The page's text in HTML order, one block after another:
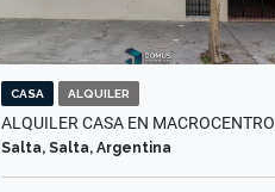
CASA ALQUILER
ALQUILER CASA EN MACROCENTRO
Salta, Salta, Argentina